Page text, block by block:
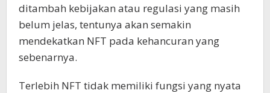
ditambah kebijakan atau regulasi yang masih
belum jelas, tentunya akan semakin
mendekatkan NFT pada kehancuran yang
sebenarnya.
Terlebih NFT tidak memiliki fungsi yang nyata